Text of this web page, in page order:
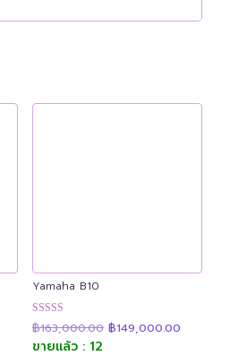
Current
฿185,000.00.
Yamaha B10
ให้คะแนน
4.90
ตั้งแต่ 1-5
฿163,000.00 Original
price
฿149,000.00price
ขายแล้ว : 12